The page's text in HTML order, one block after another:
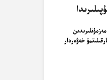
خەۋەردار